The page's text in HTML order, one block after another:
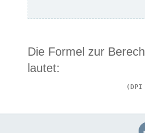
Die Formel zur
lautet: